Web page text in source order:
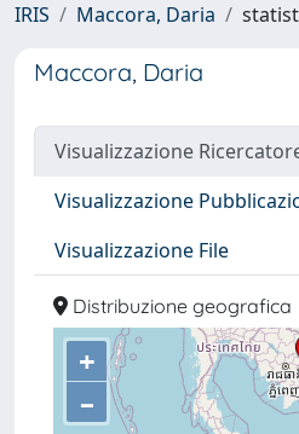
IRIS Maccora, Daria
Maccora, Daria
Visualizzazione
Visualizzazione
Visualizzazione File
Distribuzione geografica
+
–